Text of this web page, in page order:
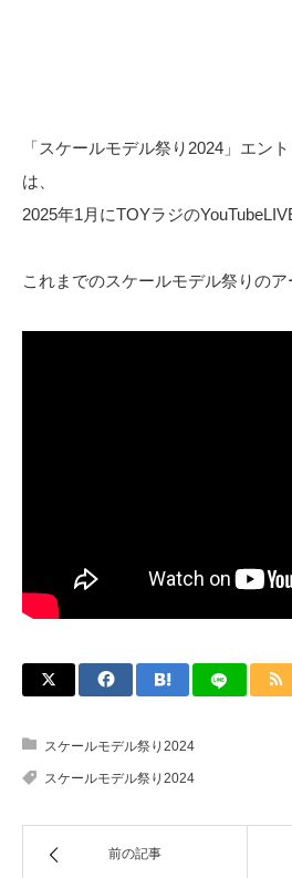
「スケールモデル祭り2024」エン
は、
2025年1月にTOYラジの
これまでのスケールモデル祭りの
スケールモデル祭り2024
スケールモデル祭り2024
前の記事